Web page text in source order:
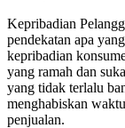
Kepribadian
pendekatan apa
kepribadian
yang ramah dan
yang tidak terlalu
menghabiskan
penjualan.